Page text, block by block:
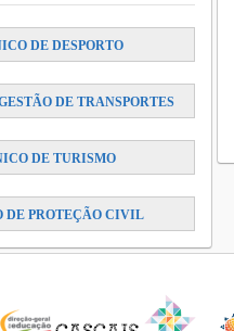
DE DESPORTO
DE TRANSPORTES
DE TURISMO
DE PROTEÇÃO CIVIL